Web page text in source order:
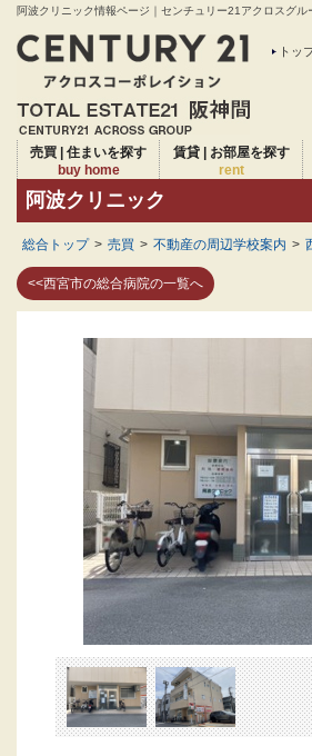
阿波クリニック情報ページ｜センチュリー21アクロスグ
トッ
売買 | 住まいを探す
buy home
賃貸 | お部屋を探す
rent
阿波クリニック
総合トップ > 売買 > 不動産の周辺学校案内 >
<<西宮市の総合病院の一覧へ